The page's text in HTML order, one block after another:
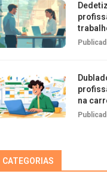
na
CATEGORIAS